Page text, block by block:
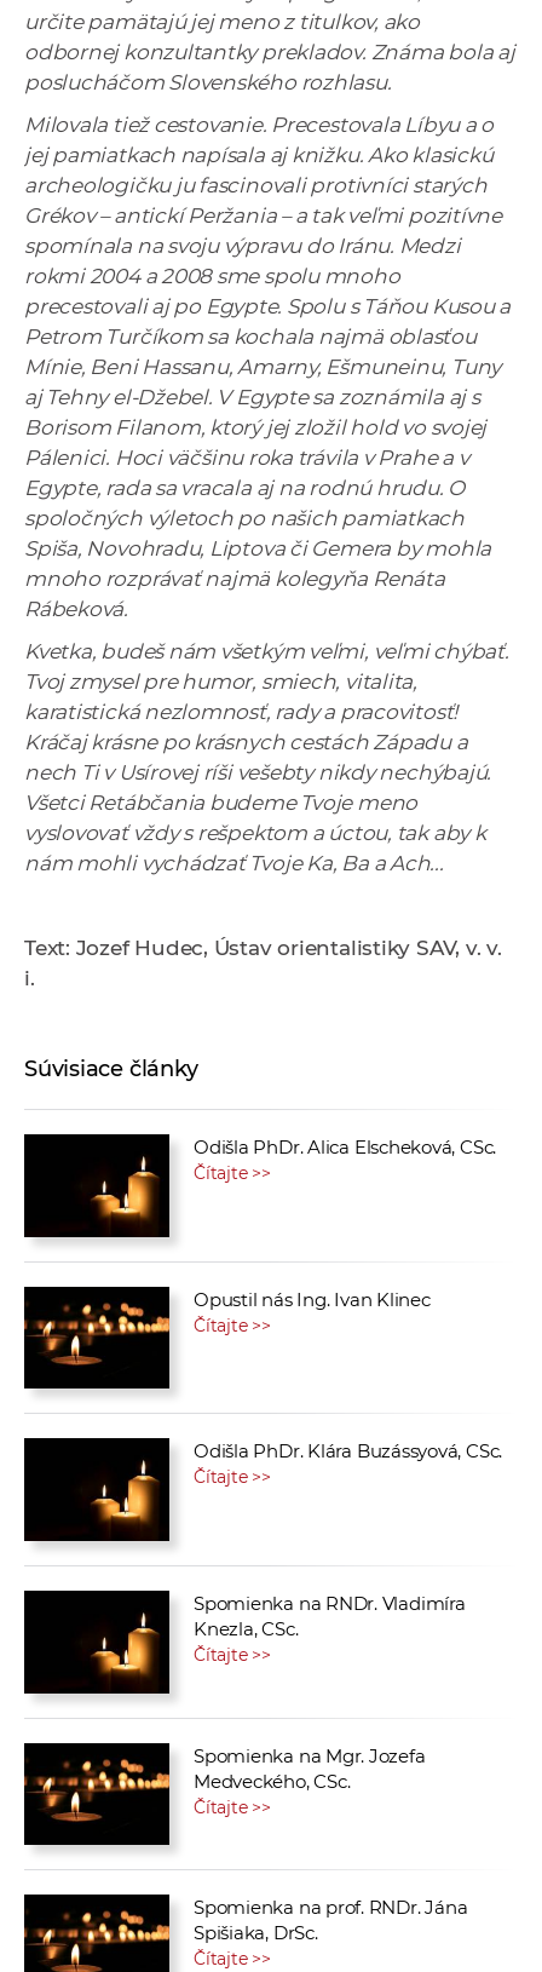
určite pamätajú jej meno z titulkov, ako
odbornej konzultantky prekladov. Známa bola aj
poslucháčom Slovenského rozhlasu.
Milovala tiež cestovanie. Precestovala Líbyu a o
jej pamiatkach napísala aj knižku. Ako klasickú
archeologičku ju fascinovali protivníci starých
Grékov – antickí Peržania – a tak veľmi pozitívne
spomínala na svoju výpravu do Iránu. Medzi
rokmi 2004 a 2008 sme spolu mnoho
precestovali aj po Egypte. Spolu s Táňou Kusou a
Petrom Turčíkom sa kochala najmä oblasťou
Mínie, Beni Hassanu, Amarny, Ešmuneinu, Tuny
aj Tehny el-Džebel. V Egypte sa zoznámila aj s
Borisom Filanom, ktorý jej zložil hold vo svojej
Pálenici. Hoci väčšinu roka trávila v Prahe a v
Egypte, rada sa vracala aj na rodnú hrudu. O
spoločných výletoch po našich pamiatkach
Spiša, Novohradu, Liptova či Gemera by mohla
mnoho rozprávať najmä kolegyňa Renáta
Rábeková.
Kvetka, budeš nám všetkým veľmi, veľmi chýbať.
Tvoj zmysel pre humor, smiech, vitalita,
karatistická nezlomnosť, rady a pracovitosť!
Kráčaj krásne po krásnych cestách Západu a
nech Ti v Usírovej ríši vešebty nikdy nechýbajú.
Všetci Retábčania budeme Tvoje meno
vyslovovať vždy s rešpektom a úctou, tak aby k
nám mohli vychádzať Tvoje Ka, Ba a Ach...
Text: Jozef Hudec, Ústav orientalistiky SAV, v. v.
i.
Súvisiace články
Odišla PhDr. Alica Elscheková, CSc.
Čítajte >>
Opustil nás Ing. Ivan Klinec
Čítajte >>
Odišla PhDr. Klára Buzássyová, CSc.
Čítajte >>
Spomienka na RNDr. Vladimíra
Knezla, CSc.
Čítajte >>
Spomienka na Mgr. Jozefa
Medveckého, CSc.
Čítajte >>
Spomienka na prof. RNDr. Jána
Spišiaka, DrSc.
Čítajte >>